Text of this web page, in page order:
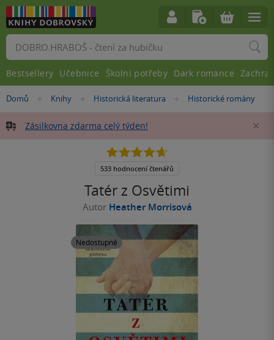
Nacházíte
zde:
Domů »
Knihy »Historická literatura »Historické romány
Zásilkovna zdarma celý týden!
Tatér z Osvětimi
Autor Heather Morrisová
Nedostupné
4.7
5
533 hodnocení čtenářů
Vyhledávání
Bestsellery Učebnice Školní potřeby Dark romance